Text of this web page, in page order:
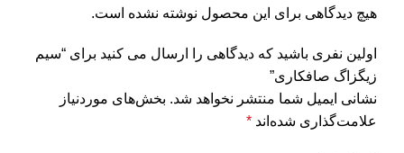
هیچ دیدگاهی برای این محصول نوشته نشده است.
اولین نفری باشید که دیدگاهی را ارسال می کنید برای “سیم
زیگزاگ صافکاری”
نشانی ایمیل شما منتشر نخواهد شد. بخش‌های موردنیاز
علامت‌گذاری شده‌اند *